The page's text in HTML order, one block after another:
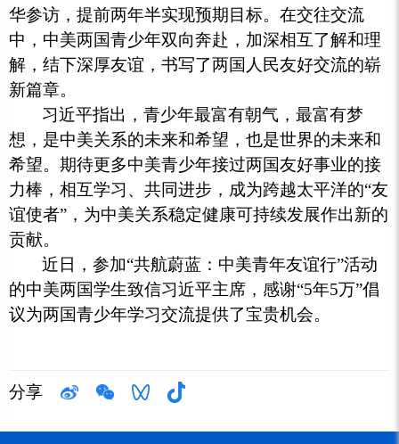
华参访，提前两年半实现预期目标。在交往交流
中，中美两国青少年双向奔赴，加深相互了解和理
解，结下深厚友谊，书写了两国人民友好交流的崭
新篇章。
习近平指出，青少年最富有朝气，最富有梦
想，是中美关系的未来和希望，也是世界的未来和
希望。期待更多中美青少年接过两国友好事业的接
力棒，相互学习、共同进步，成为跨越太平洋的“友
谊使者”，为中美关系稳定健康可持续发展作出新的
贡献。
近日，参加“共航蔚蓝：中美青年友谊行”活动
的中美两国学生致信习近平主席，感谢“5年5万”倡
议为两国青少年学习交流提供了宝贵机会。
分享